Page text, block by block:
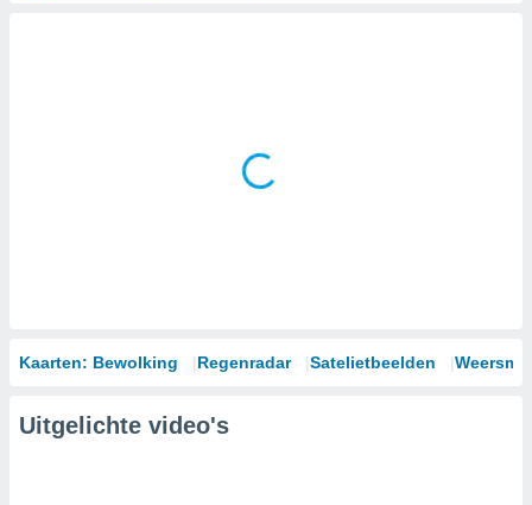
Kaarten: Bewolking Regenradar Satelietbeelden
Uitgelichte video's